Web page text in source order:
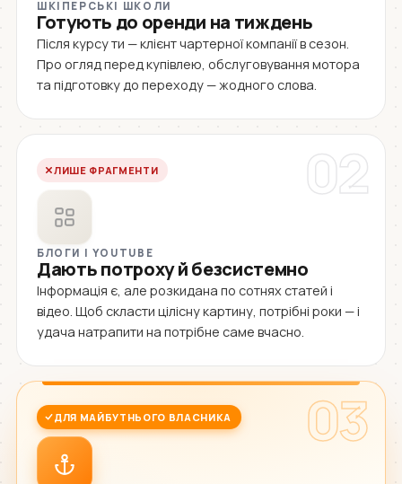
ШКІПЕРСЬКІ ШКОЛИ
Готують до оренди на тиждень
Після курсу ти — клієнт чартерної компанії в сезон.
Про огляд перед купівлею, обслуговування мотора
та підготовку до переходу — жодного слова.
02
ЛИШЕ ФРАГМЕНТИ
БЛОГИ І YOUTUBE
Дають потроху й безсистемно
Інформація є, але розкидана по сотнях статей і
відео. Щоб скласти цілісну картину, потрібні роки — і
удача натрапити на потрібне саме вчасно.
03
ДЛЯ МАЙБУТНЬОГО ВЛАСНИКА